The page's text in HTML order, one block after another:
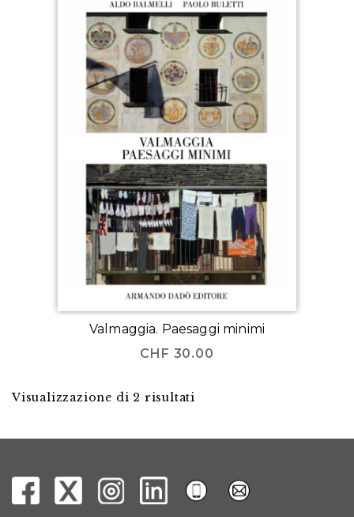
Valmaggia. Paesaggi minimi
CHF 30.00
Visualizzazione di 2 risultati